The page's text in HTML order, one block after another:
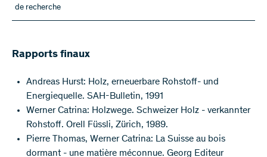
de recherche
Rapports finaux
Andreas Hurst: Holz, erneuerbare Rohstoff- und
Energiequelle. SAH-Bulletin, 1991
Werner Catrina: Holzwege. Schweizer Holz - verkannter
Rohstoff. Orell Füssli, Zürich, 1989.
Pierre Thomas, Werner Catrina: La Suisse au bois
dormant - une matière méconnue. Georg Editeur